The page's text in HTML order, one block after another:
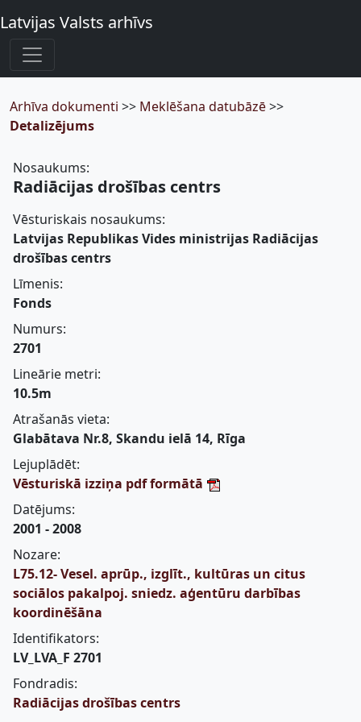
Latvijas Valsts arhīvs
Arhīva dokumenti >> Meklēšana datubāzē>>
Detalizējums
Nosaukums:
Radiācijas drošības centrs
Vēsturiskais nosaukums:
Latvijas Republikas Vides ministrijas Radiācijas
drošības centrs
Līmenis:
Fonds
Numurs:
2701
Lineārie metri:
10.5m
Atrašanās vieta:
Glabātava Nr.8, Skandu ielā 14, Rīga
Lejuplādēt:
Vēsturiskā izziņa pdf formātā
Datējums:
2001 - 2008
Nozare:
L75.12- Vesel. aprūp., izglīt., kultūras un citus
sociālos pakalpoj. sniedz. aģentūru darbības
koordinēšāna
Identifikators:
LV_LVA_F 2701
Fondradis:
Radiācijas drošības centrs